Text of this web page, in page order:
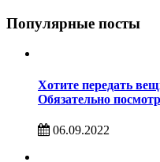
Популярные посты
Хотите передать
Обязательно
06.09.2022